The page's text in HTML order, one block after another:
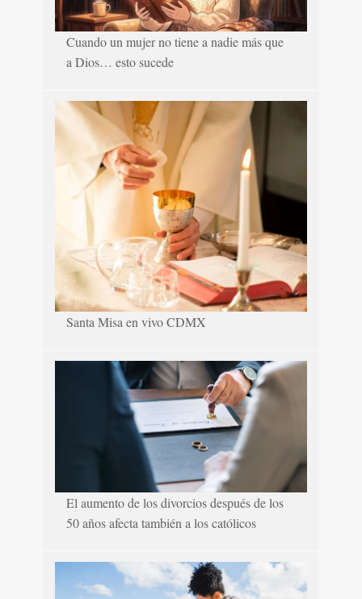
Cuando un mujer no tiene a nadie más que
a Dios… esto sucede
Santa Misa en vivo CDMX
El aumento de los divorcios después de los
50 años afecta también a los católicos